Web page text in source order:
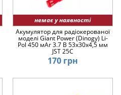
немає у наявності
Акумулятор для радіокерованої
моделі Giant Power (Dinogy) Li-
Pol 450 мАг 3.7 В 53x30x4,5 мм
JST 25C
170 грн